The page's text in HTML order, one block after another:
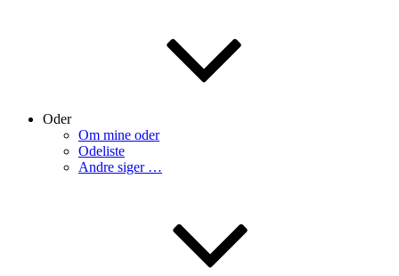
Oder
Om mine oder
Odeliste
Andre siger …